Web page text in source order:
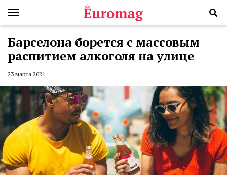
Барселона борется с массовым
распитием алкоголя на улице
23 марта 2021